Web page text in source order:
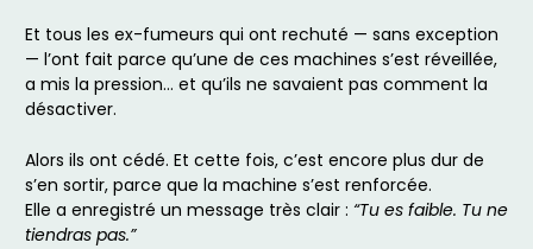
Et tous les ex-fumeurs qui ont rechuté — sans exception
— l’ont fait parce qu’une de ces machines s’est réveillée,
a mis la pression… et qu’ils ne savaient pas comment la
désactiver.
Alors ils ont cédé. Et cette fois, c’est encore plus dur de
s’en sortir, parce que la machine s’est renforcée.
Elle a enregistré un message très clair : “Tu es faible. Tu ne
tiendras pas.”